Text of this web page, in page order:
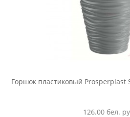
Горшок пластиковый Prosperplast
126.00 бел.